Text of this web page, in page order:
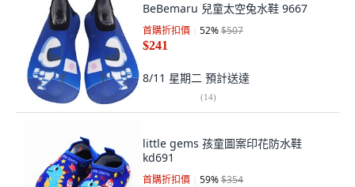
BeBemaru 兒童太空兔水鞋 9667
首購折扣價 52%$507
$241
8/11 星期二 預計送達
(14)
little gems 孩童圖案印花防水鞋
kd691
首購折扣價 59%$354